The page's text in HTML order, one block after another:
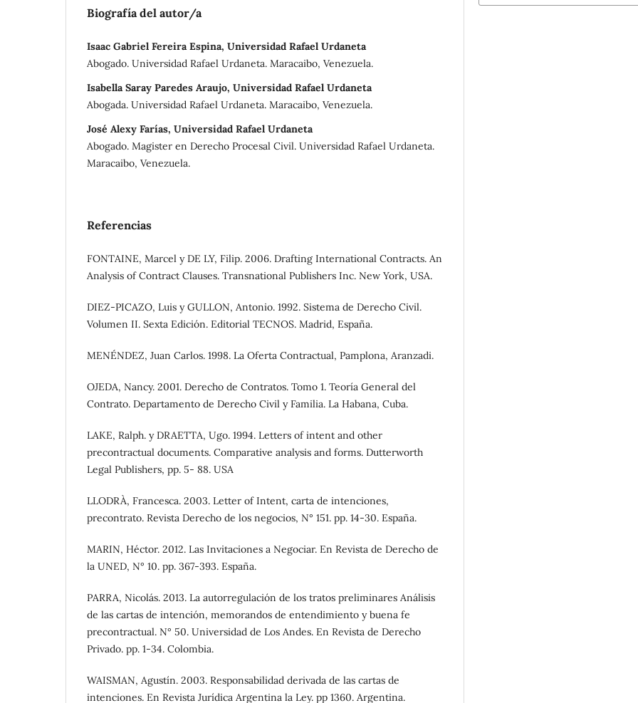
Biografía del autor/a
Isaac Gabriel Fereira Espina, Universidad Rafael Urdaneta
Abogado. Universidad Rafael Urdaneta. Maracaibo, Venezuela.
Isabella Saray Paredes Araujo, Universidad Rafael Urdaneta
Abogada. Universidad Rafael Urdaneta. Maracaibo, Venezuela.
José Alexy Farías, Universidad Rafael Urdaneta
Abogado. Magister en Derecho Procesal Civil. Universidad Rafael Urdaneta.
Maracaibo, Venezuela.
Referencias
FONTAINE, Marcel y DE LY, Filip. 2006. Drafting International Contracts. An
Analysis of Contract Clauses. Transnational Publishers Inc. New York, USA.
DIEZ-PICAZO, Luis y GULLON, Antonio. 1992. Sistema de Derecho Civil.
Volumen II. Sexta Edición. Editorial TECNOS. Madrid, España.
MENÉNDEZ, Juan Carlos. 1998. La Oferta Contractual, Pamplona, Aranzadi.
OJEDA, Nancy. 2001. Derecho de Contratos. Tomo 1. Teoría General del
Contrato. Departamento de Derecho Civil y Familia. La Habana, Cuba.
LAKE, Ralph. y DRAETTA, Ugo. 1994. Letters of intent and other
precontractual documents. Comparative analysis and forms. Dutterworth
Legal Publishers, pp. 5- 88. USA
LLODRÀ, Francesca. 2003. Letter of Intent, carta de intenciones,
precontrato. Revista Derecho de los negocios, N° 151. pp. 14-30. España.
MARIN, Héctor. 2012. Las Invitaciones a Negociar. En Revista de Derecho de
la UNED, N° 10. pp. 367-393. España.
PARRA, Nicolás. 2013. La autorregulación de los tratos preliminares Análisis
de las cartas de intención, memorandos de entendimiento y buena fe
precontractual. N° 50. Universidad de Los Andes. En Revista de Derecho
Privado. pp. 1-34. Colombia.
WAISMAN, Agustín. 2003. Responsabilidad derivada de las cartas de
intenciones. En Revista Jurídica Argentina la Ley. pp 1360. Argentina.